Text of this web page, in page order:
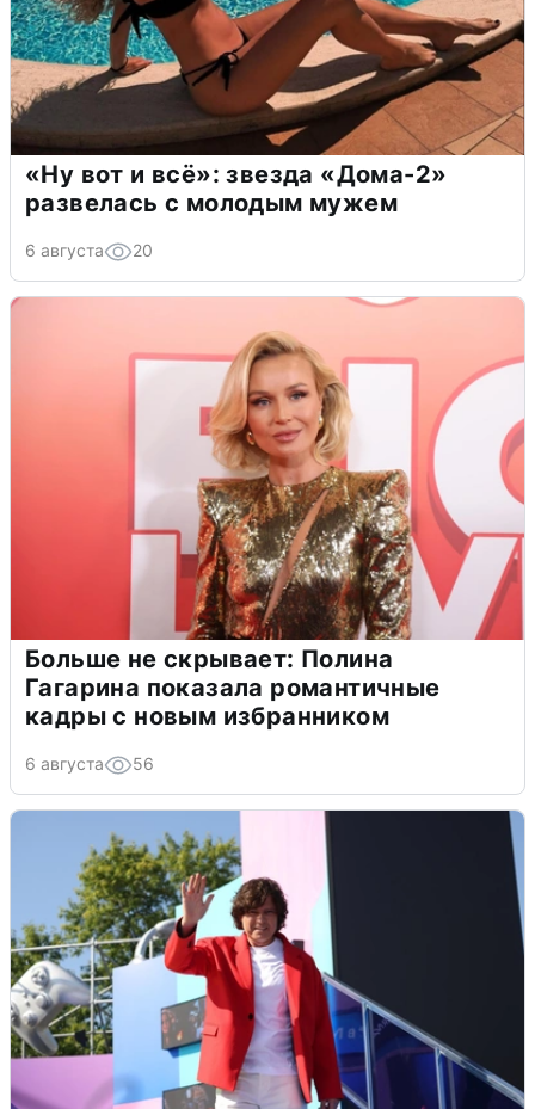
«Ну вот и всё»: звезда «Дома-2»
развелась с молодым мужем
6 августа 20
Больше не скрывает: Полина
Гагарина показала романтичные
кадры с новым избранником
6 августа 56